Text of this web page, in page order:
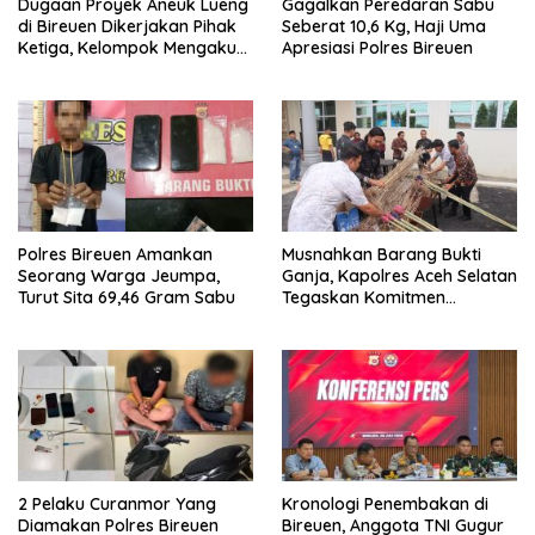
Dugaan Proyek Aneuk Lueng
di Bireuen Dikerjakan Pihak
Ketiga, Kelompok Mengaku
Gagalkan Peredaran Sabu
Seberat 10,6 Kg, Haji Uma
Apresiasi Polres Bireuen
Polres Bireuen Amankan
Seorang Warga Jeumpa,
Turut Sita 69,46 Gram Sabu
Musnahkan Barang Bukti
Ganja, Kapolres Aceh Selatan
Tegaskan Komitmen
2 Pelaku Curanmor Yang
Diamakan Polres Bireuen
Kronologi Penembakan di
Bireuen, Anggota TNI Gugur